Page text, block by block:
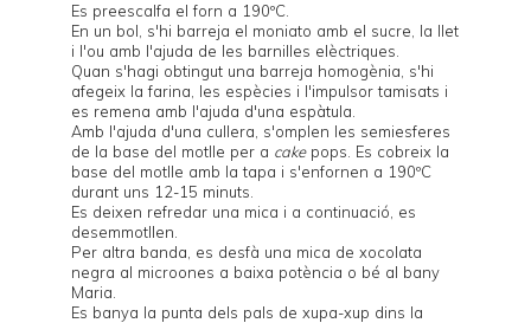
Es preescalfa el forn a 190ºC.
En un bol, s'hi barreja el moniato amb el sucre, la llet
i l'ou amb l'ajuda de les barnilles elèctriques.
Quan s'hagi obtingut una barreja homogènia, s'hi
afegeix la farina, les espècies i l'impulsor tamisats i
es remena amb l'ajuda d'una espàtula.
Amb l'ajuda d'una cullera, s'omplen les semiesferes
de la base del motlle per a cakepops . Es cobreix la
base del motlle amb la tapa i s'enfornen a 190ºC
durant uns 12-15 minuts.
Es deixen refredar una mica i a continuació, es
desemmotllen.
Per altra banda, es desfà una mica de xocolata
negra al microones a baixa potència o bé al bany
Maria.
Es banya la punta dels pals de xupa-xup dins la